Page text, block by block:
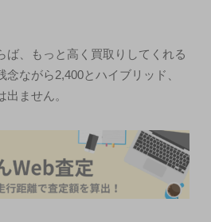
ば、もっと高く買取りしてくれる
ながら2,400とハイブリッド、
ません。